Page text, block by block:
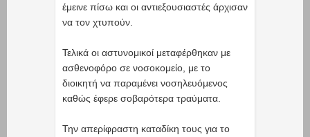
έμεινε πίσω και οι αντιεξουσιαστές άρχισαν
να τον χτυπούν.
Τελικά οι αστυνομικοί μεταφέρθηκαν με
ασθενοφόρο σε νοσοκομείο, με το
διοικητή να παραμένει νοσηλευόμενος
καθώς έφερε σοβαρότερα τραύματα.
Την απερίφραστη καταδίκη τους για το